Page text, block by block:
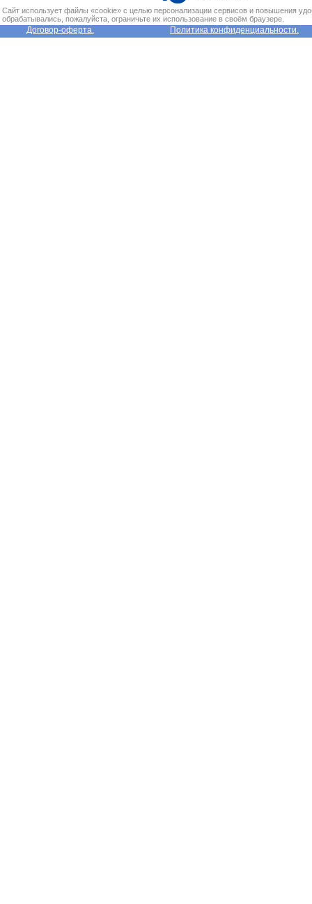
Сайт использует файлы «cookie» с целью персонализации сервисов и повышения
обрабатывались, пожалуйста, ограничьте их использование в своём браузере.
Договор-оферта. Политика конфиденциальности.